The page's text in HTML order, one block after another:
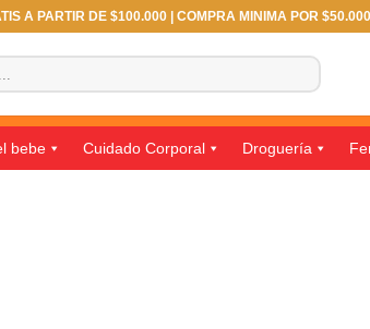
A PARTIR DE $100.000 | COMPRA MINIMA POR $50.000
bebe Cuidado Corporal Droguería